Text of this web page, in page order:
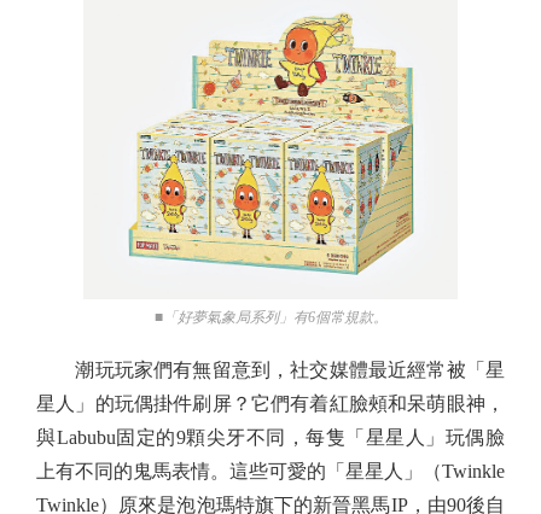
■「好夢氣象局系列」有6個常規款。
潮玩玩家們有無留意到，社交媒體最近經常被「星
星人」的玩偶掛件刷屏？它們有着紅臉頰和呆萌眼神，
與Labubu固定的9顆尖牙不同，每隻「星星人」玩偶臉
上有不同的鬼馬表情。這些可愛的「星星人」（Twinkle
Twinkle）原來是泡泡瑪特旗下的新晉黑馬IP，由90後自